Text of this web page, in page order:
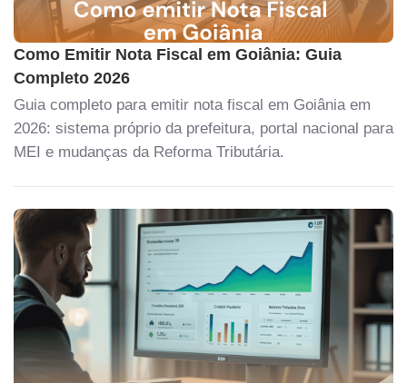
Como Emitir Nota Fiscal em Goiânia: Guia
Completo 2026
Guia completo para emitir nota fiscal em Goiânia em
2026: sistema próprio da prefeitura, portal nacional para
MEI e mudanças da Reforma Tributária.